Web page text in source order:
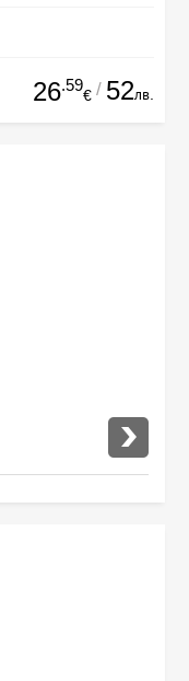
26.59
€ / 52лв.